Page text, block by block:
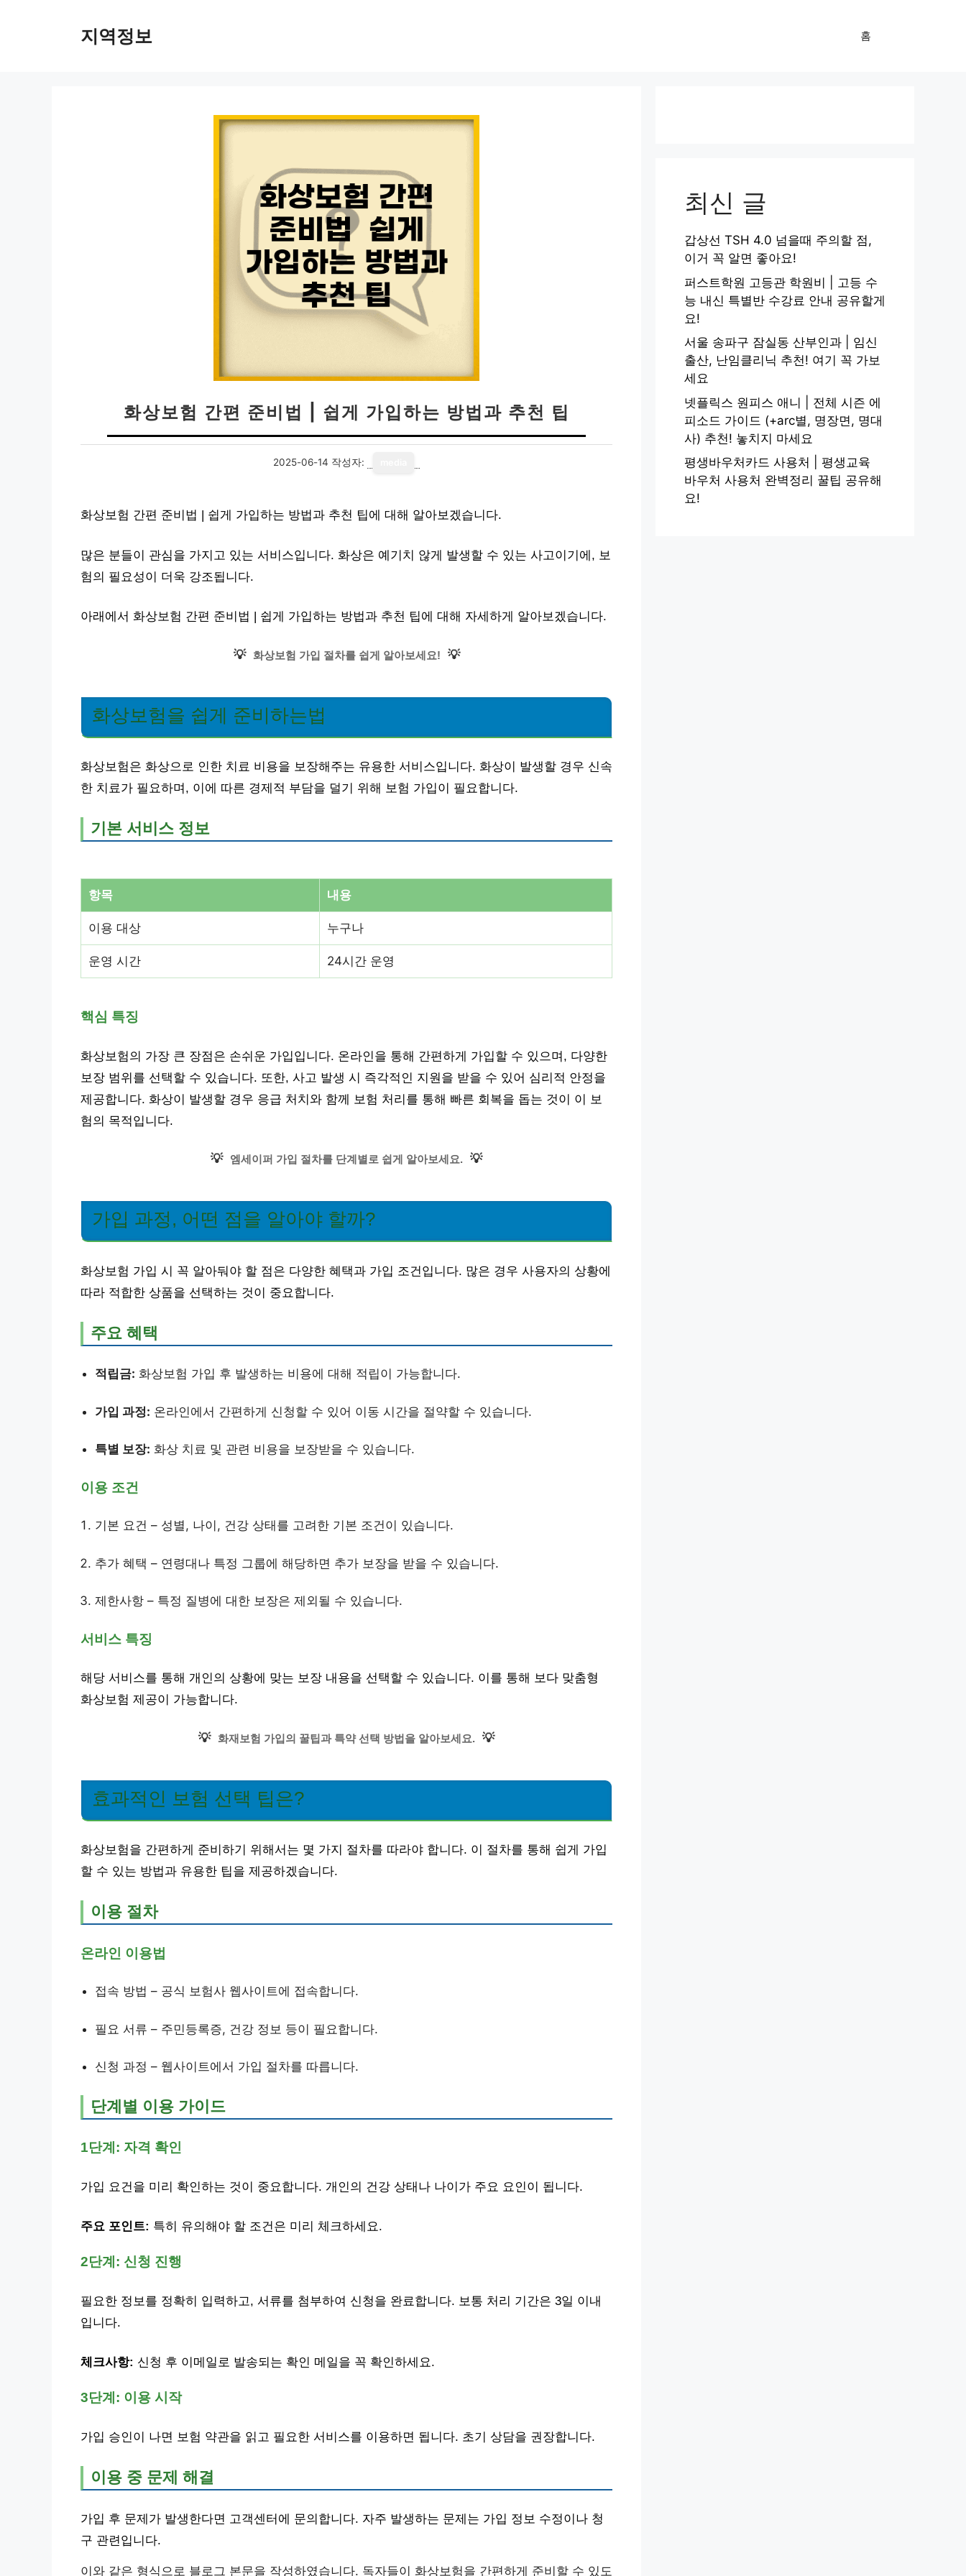
지역정보 홈
화상보험 간편 준비법 | 쉽게 가입하는 방법과 추천 팁
2025-06-14 작성자:
화상보험 간편 준비법 | 쉽게 가입하는 방법과 추천 팁에 대해 알아보겠습니다.
많은 분들이 관심을 가지고 있는 서비스입니다. 화상은 예기치 않게 발생할 수 있는 사고이기에, 보
험의 필요성이 더욱 강조됩니다.
아래에서 화상보험 간편 준비법 | 쉽게 가입하는 방법과 추천 팁에 대해 자세하게 알아보겠습니다.
💡 화상보험 가입 절차를 쉽게 알아보세요! 💡
화상보험을 쉽게 준비하는법
화상보험은 화상으로 인한 치료 비용을 보장해주는 유용한 서비스입니다. 화상이 발생할 경우 신속
한 치료가 필요하며, 이에 따른 경제적 부담을 덜기 위해 보험 가입이 필요합니다.
기본 서비스 정보
항목 내용
이용 대상 누구나
운영 시간 24시간 운영
핵심 특징
화상보험의 가장 큰 장점은 손쉬운 가입입니다. 온라인을 통해 간편하게 가입할 수 있으며, 다양한
보장 범위를 선택할 수 있습니다. 또한, 사고 발생 시 즉각적인 지원을 받을 수 있어 심리적 안정을
제공합니다. 화상이 발생할 경우 응급 처치와 함께 보험 처리를 통해 빠른 회복을 돕는 것이 이 보
험의 목적입니다.
💡 엠세이퍼 가입 절차를 단계별로 쉽게 알아보세요. 💡
가입 과정, 어떤 점을 알아야 할까?
화상보험 가입 시 꼭 알아둬야 할 점은 다양한 혜택과 가입 조건입니다. 많은 경우 사용자의 상황에
따라 적합한 상품을 선택하는 것이 중요합니다.
주요 혜택
적립금: 화상보험 가입 후 발생하는 비용에 대해 적립이 가능합니다.
가입 과정: 온라인에서 간편하게 신청할 수 있어 이동 시간을 절약할 수 있습니다.
특별 보장: 화상 치료 및 관련 비용을 보장받을 수 있습니다.
이용 조건
기본 요건 – 성별, 나이, 건강 상태를 고려한 기본 조건이 있습니다.
추가 혜택 – 연령대나 특정 그룹에 해당하면 추가 보장을 받을 수 있습니다.
제한사항 – 특정 질병에 대한 보장은 제외될 수 있습니다.
서비스 특징
해당 서비스를 통해 개인의 상황에 맞는 보장 내용을 선택할 수 있습니다. 이를 통해 보다 맞춤형
화상보험 제공이 가능합니다.
💡 화재보험 가입의 꿀팁과 특약 선택 방법을 알아보세요. 💡
효과적인 보험 선택 팁은?
화상보험을 간편하게 준비하기 위해서는 몇 가지 절차를 따라야 합니다. 이 절차를 통해 쉽게 가입
할 수 있는 방법과 유용한 팁을 제공하겠습니다.
이용 절차
온라인 이용법
접속 방법 – 공식 보험사 웹사이트에 접속합니다.
필요 서류 – 주민등록증, 건강 정보 등이 필요합니다.
신청 과정 – 웹사이트에서 가입 절차를 따릅니다.
단계별 이용 가이드
1단계: 자격 확인
가입 요건을 미리 확인하는 것이 중요합니다. 개인의 건강 상태나 나이가 주요 요인이 됩니다.
주요 포인트: 특히 유의해야 할 조건은 미리 체크하세요.
2단계: 신청 진행
필요한 정보를 정확히 입력하고, 서류를 첨부하여 신청을 완료합니다. 보통 처리 기간은 3일 이내
입니다.
체크사항: 신청 후 이메일로 발송되는 확인 메일을 꼭 확인하세요.
3단계: 이용 시작
가입 승인이 나면 보험 약관을 읽고 필요한 서비스를 이용하면 됩니다. 초기 상담을 권장합니다.
이용 중 문제 해결
가입 후 문제가 발생한다면 고객센터에 문의합니다. 자주 발생하는 문제는 가입 정보 수정이나 청
구 관련입니다.
이와 같은 형식으로 블로그 본문을 작성하였습니다. 독자들이 화상보험을 간편하게 준비할 수 있도
최신 글
갑상선 TSH 4.0 넘을때 주의할 점,
이거 꼭 알면 좋아요!
퍼스트학원 고등관 학원비 | 고등 수
능 내신 특별반 수강료 안내 공유할게
요!
서울 송파구 잠실동 산부인과 | 임신
출산, 난임클리닉 추천! 여기 꼭 가보
세요
넷플릭스 원피스 애니 | 전체 시즌 에
피소드 가이드 (+arc별, 명장면, 명대
사) 추천! 놓치지 마세요
평생바우처카드 사용처 | 평생교육
바우처 사용처 완벽정리 꿀팁 공유해
요!